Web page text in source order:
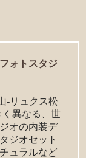
ォトスタジ
-リュクス松
異なる、世
オの内装デ
ジオセット
ュラルなど